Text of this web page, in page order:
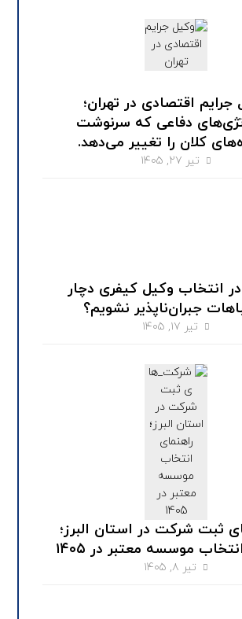
جرایم اقتصادی در تهران؛
دفاعی که سرنوشت
کلان را تغییر می‌دهد.
تیر ۲۷, ۱۴۰۵
انتخاب وکیل کیفری دچار
جبران‌ناپذیر نشویم؟
تیر ۱۷, ۱۴۰۵
ثبت شرکت در استان البرز؛
موسسه معتبر در ۱۴۰۵
تیر ۸, ۱۴۰۵